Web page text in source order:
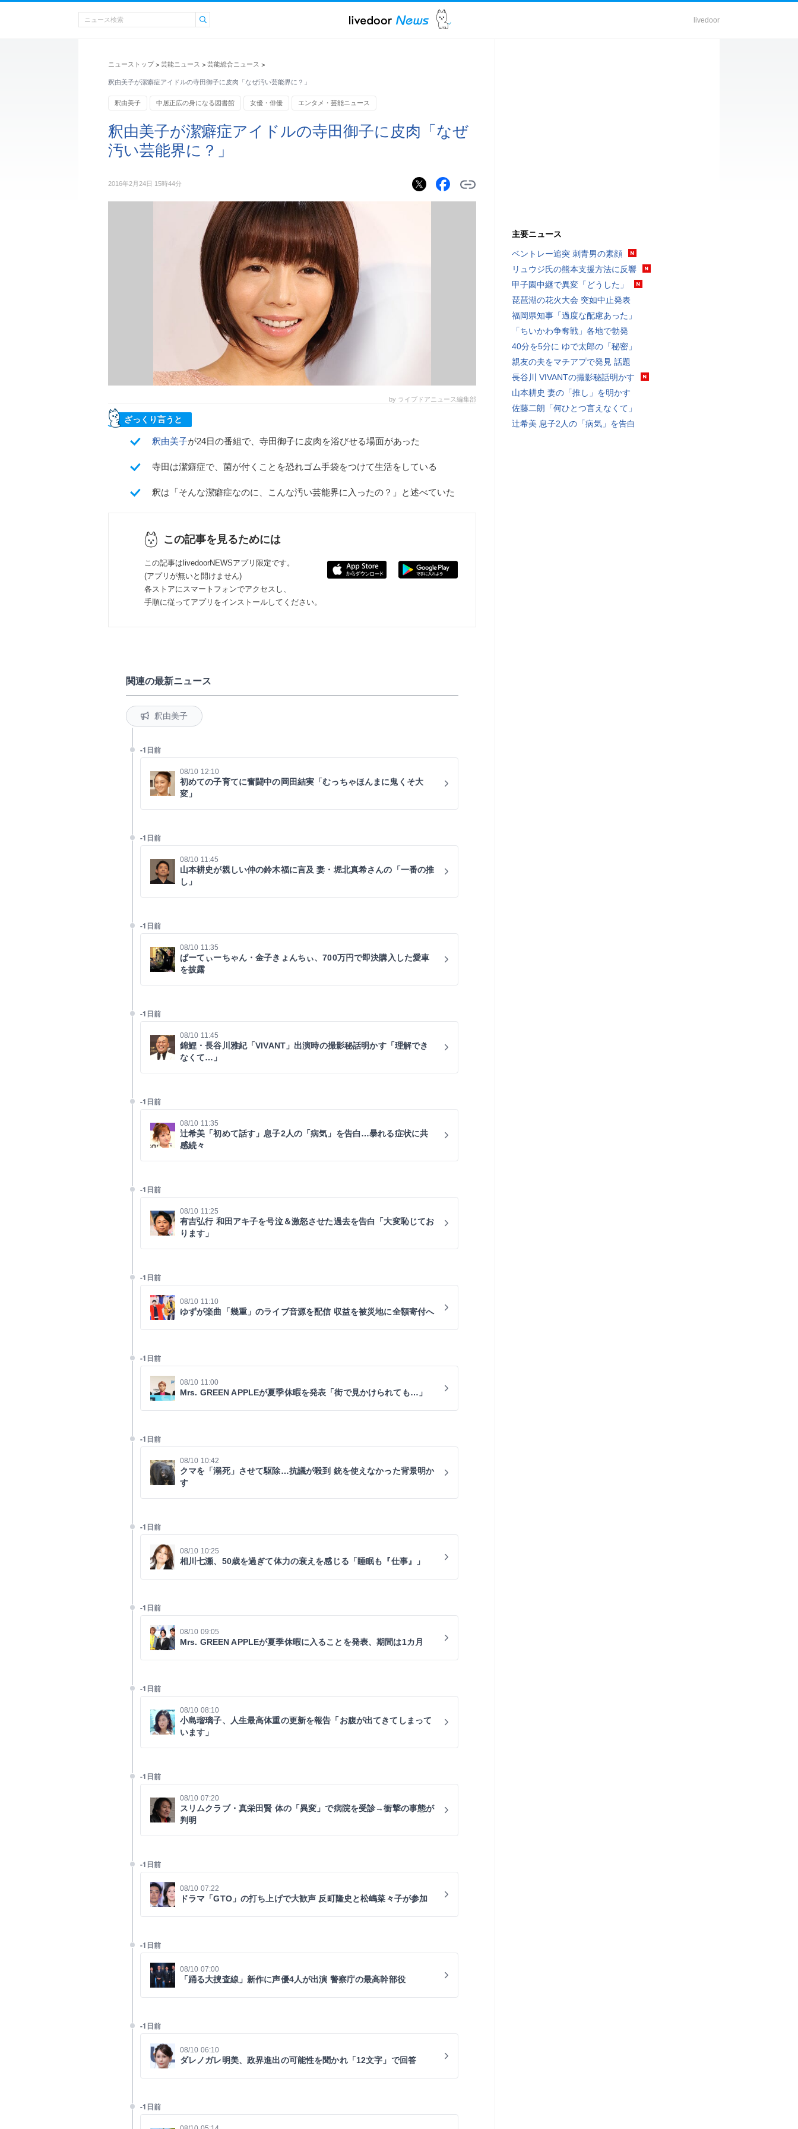
livedoor
ニューストップ > 芸能ニュース > 芸能総合ニュース >
釈由美子が潔癖症アイドルの寺田御子に皮肉「なぜ汚い芸能界に？」
釈由美子 中居正広の身になる図書館 女優・俳優 エンタメ・芸能ニュース
釈由美子が潔癖症アイドルの寺田御子に皮肉「なぜ
汚い芸能界に？」
2016年2月24日 15時44分
by ライブドアニュース編集部
ざっくり言うと
釈由美子が24日の番組で、寺田御子に皮肉を浴びせる場面があった
寺田は潔癖症で、菌が付くことを恐れゴム手袋をつけて生活をしている
釈は「そんな潔癖症なのに、こんな汚い芸能界に入ったの？」と述べていた
この記事を見るためには
この記事はlivedoorNEWSアプリ限定です。
(アプリが無いと開けません)
各ストアにスマートフォンでアクセスし、
手順に従ってアプリをインストールしてください。
関連の最新ニュース
釈由美子
-1日前
08/10 12:10
初めての子育てに奮闘中の岡田結実「むっちゃほんまに鬼くそ大
変」
-1日前
08/10 11:45
山本耕史が親しい仲の鈴木福に言及 妻・堀北真希さんの「一番の推
し」
-1日前
08/10 11:35
ぱーてぃーちゃん・金子きょんちぃ、700万円で即決購入した愛車
を披露
-1日前
08/10 11:45
錦鯉・長谷川雅紀「VIVANT」出演時の撮影秘話明かす「理解でき
なくて…」
-1日前
08/10 11:35
辻希美「初めて話す」息子2人の「病気」を告白…暴れる症状に共
感続々
-1日前
08/10 11:25
有吉弘行 和田アキ子を号泣＆激怒させた過去を告白「大変恥じてお
ります」
-1日前
08/10 11:10
ゆずが楽曲「幾重」のライブ音源を配信 収益を被災地に全額寄付へ
-1日前
08/10 11:00
Mrs. GREEN APPLEが夏季休暇を発表「街で見かけられても…」
-1日前
08/10 10:42
クマを「溺死」させて駆除…抗議が殺到 銃を使えなかった背景明か
す
-1日前
08/10 10:25
相川七瀬、50歳を過ぎて体力の衰えを感じる「睡眠も『仕事』」
-1日前
08/10 09:05
Mrs. GREEN APPLEが夏季休暇に入ることを発表、期間は1カ月
-1日前
08/10 08:10
小島瑠璃子、人生最高体重の更新を報告「お腹が出てきてしまって
います」
-1日前
08/10 07:20
スリムクラブ・真栄田賢 体の「異変」で病院を受診→衝撃の事態が
判明
-1日前
08/10 07:22
ドラマ「GTO」の打ち上げで大歓声 反町隆史と松嶋菜々子が参加
-1日前
08/10 07:00
「踊る大捜査線」新作に声優4人が出演 警察庁の最高幹部役
-1日前
08/10 06:10
ダレノガレ明美、政界進出の可能性を聞かれ「12文字」で回答
-1日前
主要ニュース
ベントレー追突 刺青男の素顔
リュウジ氏の熊本支援方法に反響
甲子園中継で異変「どうした」
琵琶湖の花火大会 突如中止発表
福岡県知事「過度な配慮あった」
「ちいかわ争奪戦」各地で勃発
40分を5分に ゆで太郎の「秘密」
親友の夫をマチアプで発見 話題
長谷川 VIVANTの撮影秘話明かす
山本耕史 妻の「推し」を明かす
佐藤二朗「何ひとつ言えなくて」
辻希美 息子2人の「病気」を告白